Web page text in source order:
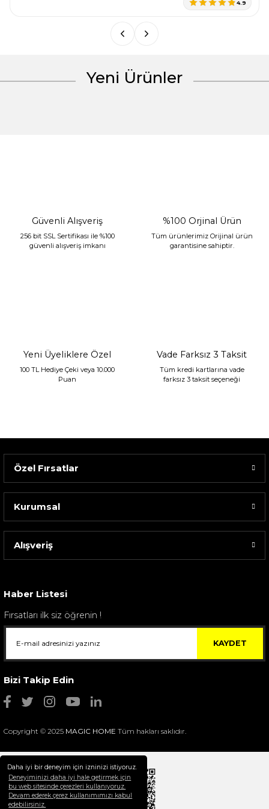
Daha iyi bir deneyim için izninizi istiyoruz.
Deneyiminizi daha iyi hale getirmek için
bu web sitesinde çerezleri kullanıyoruz.
Devam ederek çerez kullanımımızı kabul
edebilirsiniz.
4.9
Yeni Ürünler
Sarev Elfıda Flanel Nevresim Takımı Çift Kişili...
Selim Dekor Chain 15x20 Çerçeve Vizon
Güvenli Alışveriş
256 bit SSL Sertifikası ile %100
güvenli alışveriş imkanı
%100 Orjinal Ürün
Tüm ürünlerimiz Orijinal ürün
garantisine sahiptir.
Yeni Üyeliklere Özel
100 TL Hediye Çeki veya 10.000
Puan
Vade Farksız 3 Taksit
Tüm kredi kartlarına vade
farksız 3 taksit seçeneği
Özel Fırsatlar
Kurumsal
Alışveriş
Haber Listesi
Fırsatları ilk siz öğrenin !
KAYDET
Bizi Takip Edin
Copyright © 2025 MAGIC HOME Tüm hakları saklıdır.